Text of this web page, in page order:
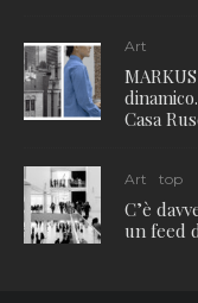
Art
Casa
Art top
C’è
un feed